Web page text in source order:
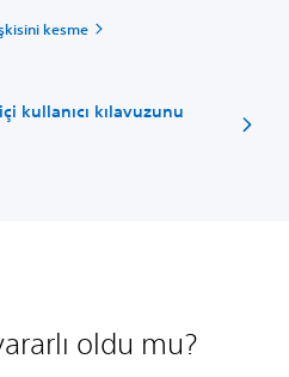
kesme
kullanıcı kılavuzunu
oldu mu?